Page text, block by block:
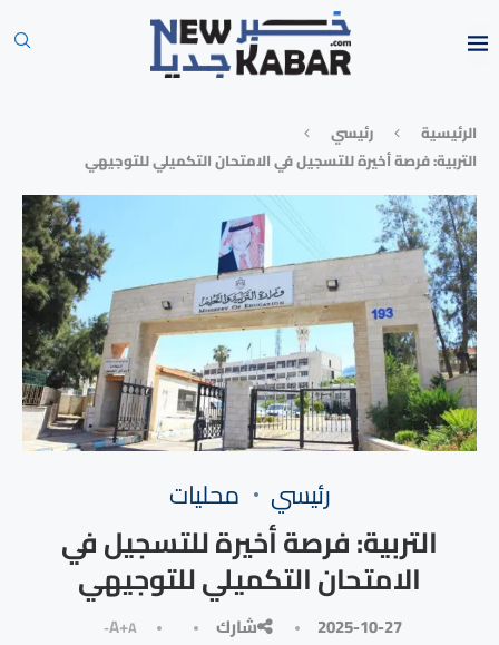
الرئيسية
رئيسي
التربية: فرصة أخيرة للتسجيل في الامتحان التكميلي للتوجيهي
رئيسي محليات
التربية: فرصة أخيرة للتسجيل في
الامتحان التكميلي للتوجيهي
2025-10-27 شارك A+A-